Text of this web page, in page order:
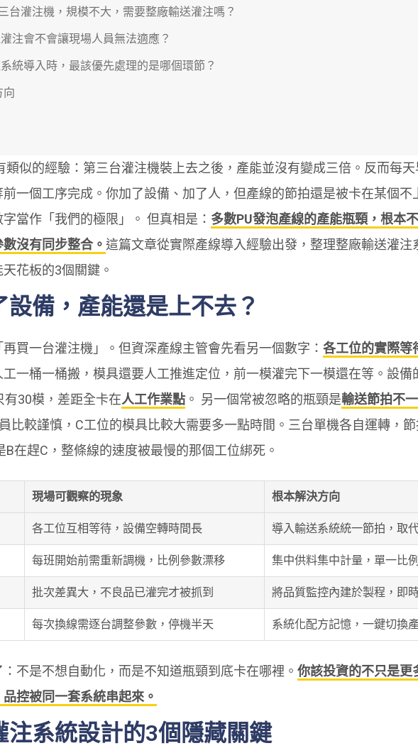
台灌注機，規模不大，需要整廠輸送灌注嗎？
注會不會讓現場人員無法適應？
統導入時，最該優先處理的是哪個環節？
向
類似的經驗：第三台灌注機裝上去之後，產能並沒有變成三倍。反而每
一個工序完成。你加了設備、加了人，但產線的節拍還是被卡在某個不
當作「我們的極限」。 但真相是： 多數PU發泡產線的產能瓶頸，根本
沒有同步整合。 這篇文章從實際產線導入經驗出發，整理整廠輸送灌注
花板的3個關鍵。
備，產能還是上不去？
買一台灌注機」。但資深產線主管會先看另一個數字： 各工位的實際等
一桶一桶搬，模具還要人工推進定位，前一模灌完下一模還在等。設備
30模，差距全卡在人工作業點 。 另一個常被忽略的瓶頸是輸送節拍不
比較謹慎，C工位的模具比較大需要多一點時間。三台單機各自運轉，
在趕C，整條線的速度被最慢的那個工位綁死。
現場可觀察的現象 根本解決方向
各工位互相等待，設備空轉時間長 導入輸送系統統一節拍，取
每班開始前需重新調機，比例參數漂移 集中供料集中計量，單一比
批次差異大，不良品已灌完才被抓到 將品質監控內建於製程，即
每次換線需逐台調整參數，停機半天 系統化配方記憶，一鍵切換
不是不想自動化，而是不知道瓶頸到底卡在哪裡。 你該投資的不只是更
控被同一套系統串起來。
注系統設計的3個隱藏關鍵